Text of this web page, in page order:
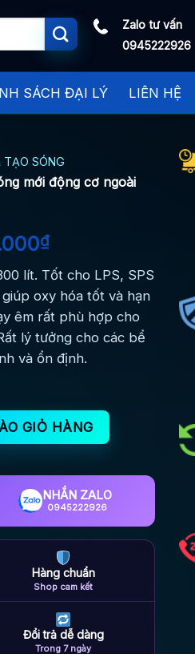
Zalo tư vấn
0945222926
SÁCH ĐẠI LÝ LIÊN HỆ
TẠO SÓNG
mới động cơ ngoài
₫
lít. Tốt cho LPS, SPS
oxy hóa tốt và hạn
êm rất phù hợp cho
lý tưởng cho các bể
và ổn định.
mới động cơ ngoài số lượng
GIỎ HÀNG
NHẮN ZALO
0945222926
Hàng chuẩn
Shop cam kết
Đổi trả dễ dàng
Trong 7 ngày